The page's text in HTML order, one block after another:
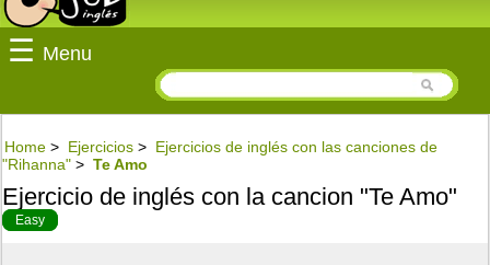
☰ Menu
Home > Ejercicios > Ejercicios de inglés con las canciones de
"Rihanna" > Te Amo
Ejercicio de inglés con la cancion "Te Amo"
Easy